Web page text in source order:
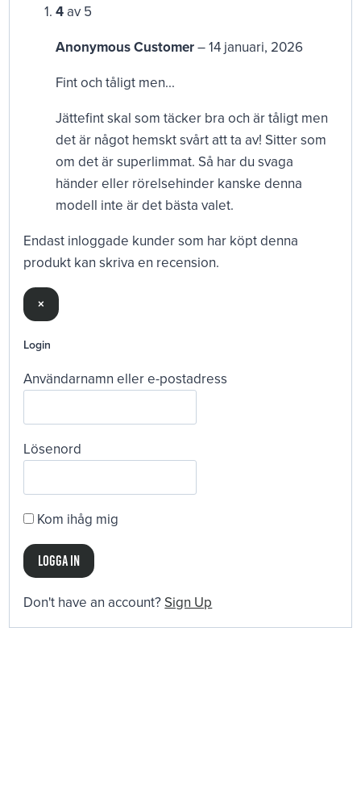
4 av 5
Anonymous Customer–14 januari, 2026
Fint och tåligt men...
Jättefint skal som täcker bra och är tåligt men
det är något hemskt svårt att ta av! Sitter som
om det är superlimmat. Så har du svaga
händer eller rörelsehinder kanske denna
modell inte är det bästa valet.
Endast inloggade kunder som har köpt denna
produkt kan skriva en recension.
×
Login
Användarnamn eller e-postadress
Lösenord
Kom ihåg mig
Don't have an account? Sign Up